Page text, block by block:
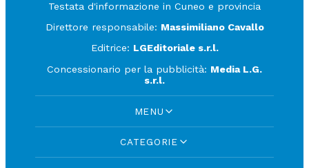
Testata d'informazione in Cuneo e provincia
Direttore responsabile: Massimiliano Cavallo
Editrice: LGEditoriale s.r.l.
Concessionario per la pubblicità: Media L.G.
s.r.l.
MENU
CATEGORIE